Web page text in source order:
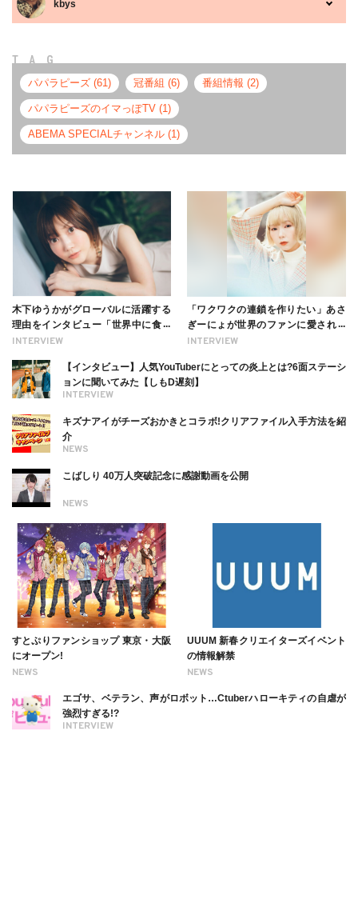
kbys
TAG
パパラピーズ (61) 冠番組 (6) 番組情報 (2)
パパラピーズのイマっぽTV (1)
ABEMA SPECIALチャンネル (1)
INTERVIEW
木下ゆうかがグローバルに活躍する
理由をインタビュー「世界中に食べ
る幸せを伝えたい」新事務所加入に
INTERVIEW
「ワクワクの連鎖を作りたい」あさ
ぎーにょが世界のファンに愛される
理由【インタビュー】
INTERVIEW
【インタビュー】人気YouTuberにとっての炎上とは?6面ステーシ
ョンに聞いてみた【しもD遅刻】
NEWS
キズナアイがチーズおかきとコラボ!クリアファイル入手方法を紹
介
NEWS
こばしり 40万人突破記念に感謝動画を公開
NEWS
すとぷりファンショップ 東京・大阪
にオープン!
NEWS
UUUM 新春クリエイターズイベント
の情報解禁
INTERVIEW
エゴサ、ベテラン、声がロボット…Ctuberハローキティの自虐が
強烈すぎる!?